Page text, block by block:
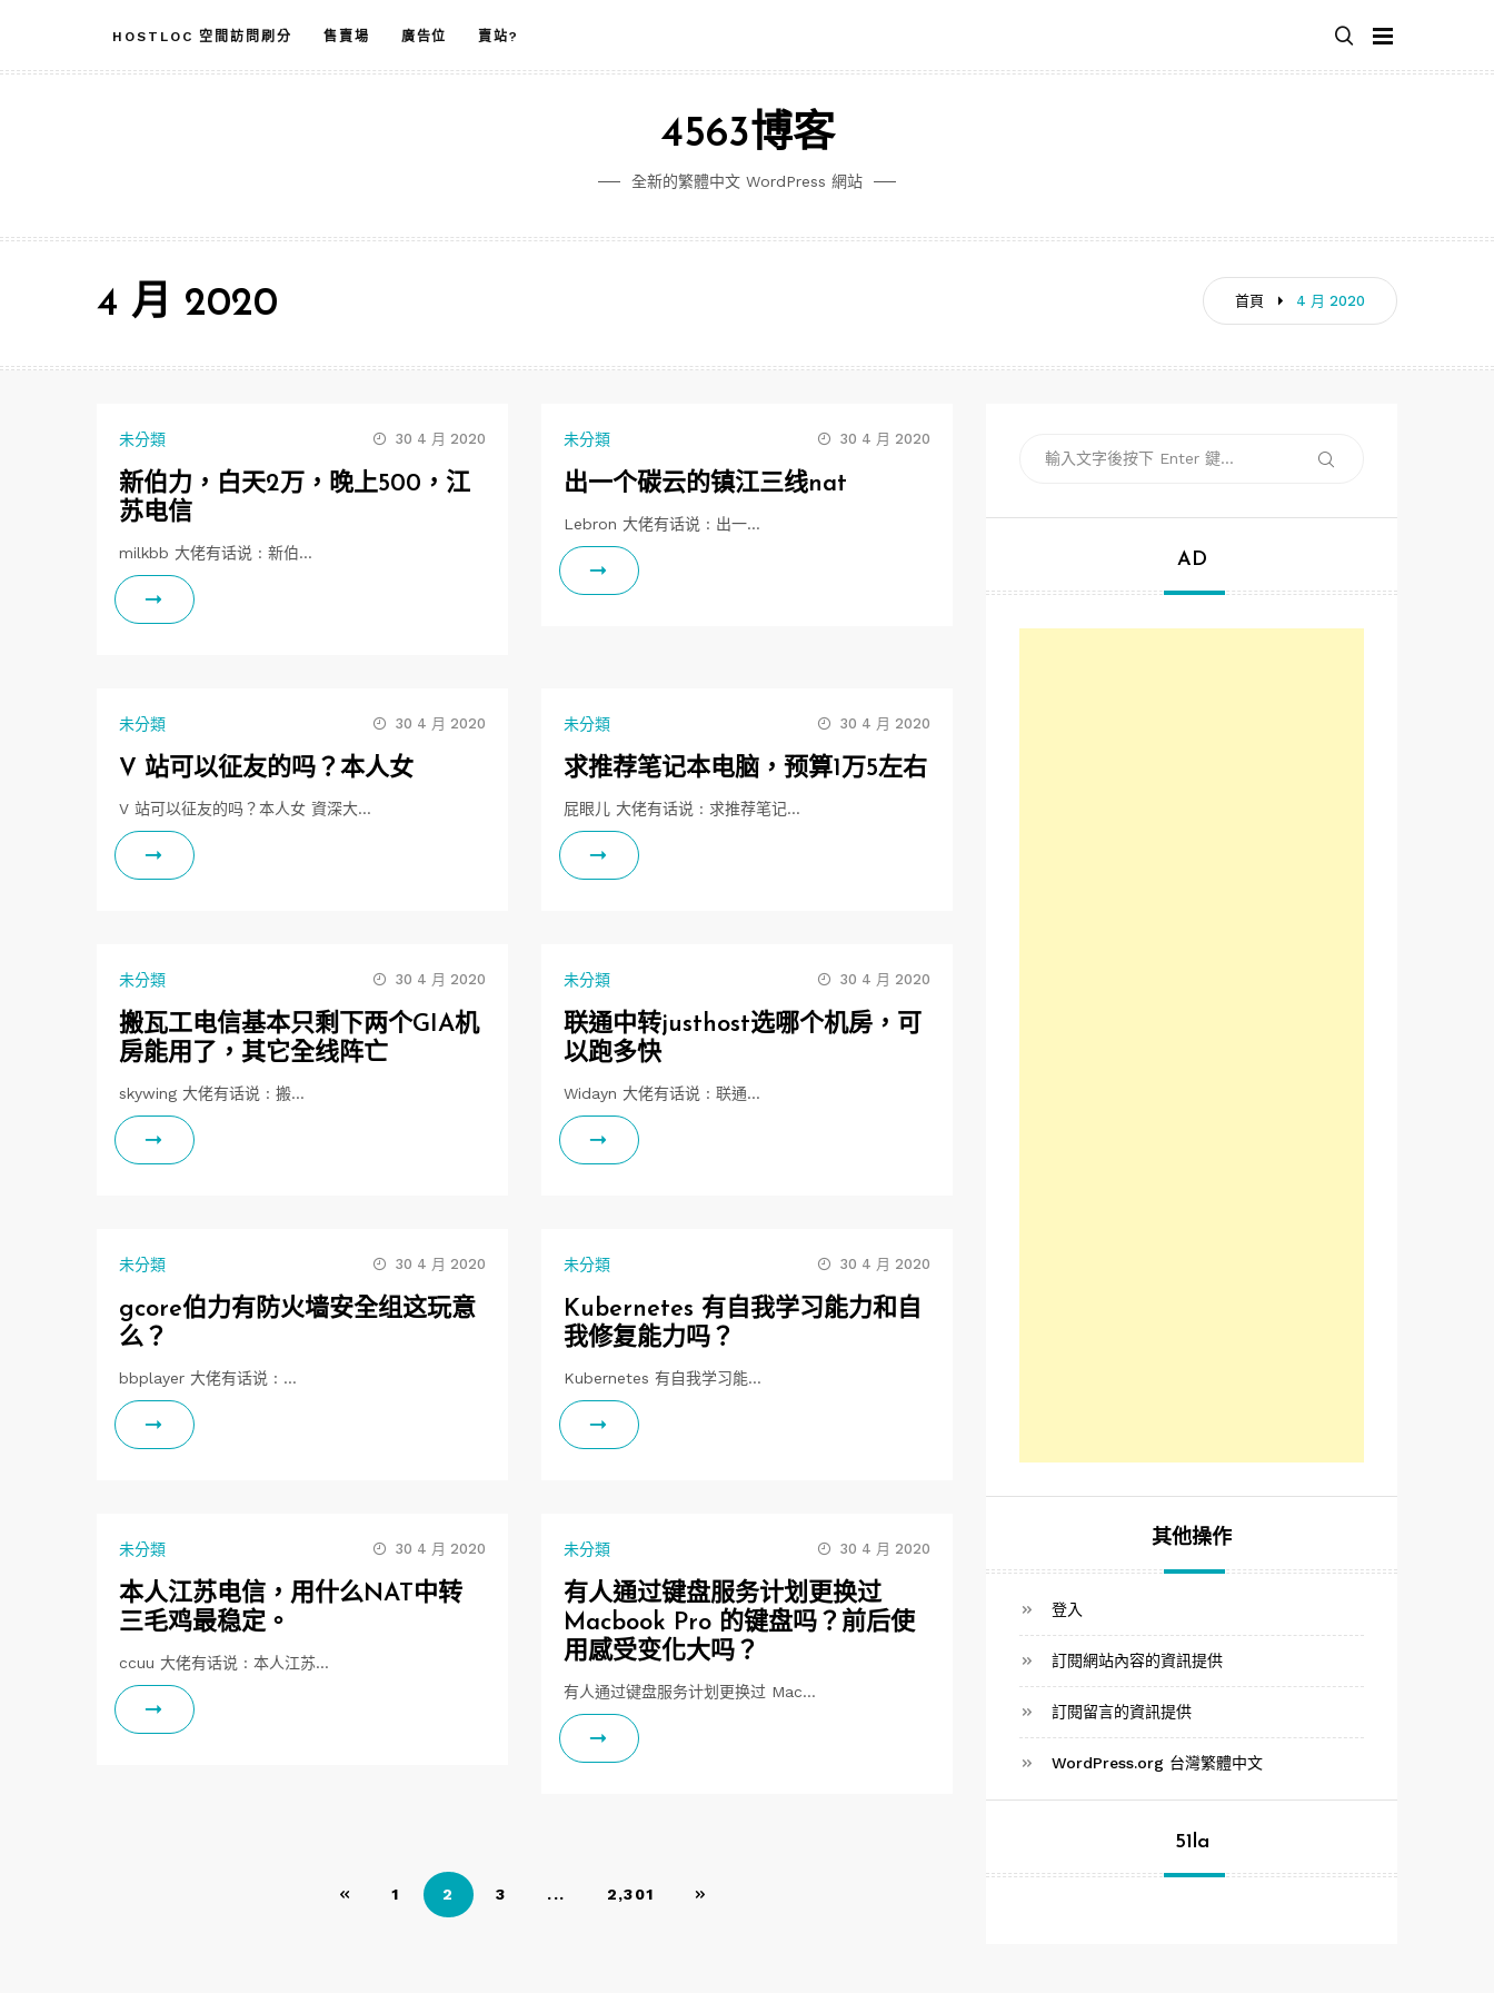
主
HOSTLOC 空間訪問刷分 售賣場 廣告位 賣站?
4563博客
全新的繁體中文 WordPress 網站
首頁 4 月 2020
4 月 2020
未分類 30 4 月 2020
新伯力，白天2万，晚上500，江
苏电信
milkbb 大佬有话说 : 新伯…
未分類 30 4 月 2020
出一个碳云的镇江三线nat
Lebron 大佬有话说 : 出一…
未分類 30 4 月 2020
V 站可以征友的吗？本人女
V 站可以征友的吗？本人女 資深大…
未分類 30 4 月 2020
求推荐笔记本电脑，预算1万5左右
屁眼儿 大佬有话说 : 求推荐笔记…
未分類 30 4 月 2020
搬瓦工电信基本只剩下两个GIA机
房能用了，其它全线阵亡
skywing 大佬有话说 : 搬…
未分類 30 4 月 2020
联通中转justhost选哪个机房，可
以跑多快
Widayn 大佬有话说 : 联通…
未分類 30 4 月 2020
gcore伯力有防火墙安全组这玩意
么？
bbplayer 大佬有话说 : …
未分類 30 4 月 2020
Kubernetes 有自我学习能力和自
我修复能力吗？
Kubernetes 有自我学习能…
未分類 30 4 月 2020
本人江苏电信，用什么NAT中转
三毛鸡最稳定。
ccuu 大佬有话说 : 本人江苏…
未分類 30 4 月 2020
有人通过键盘服务计划更换过
Macbook Pro 的键盘吗？前后使
用感受变化大吗？
有人通过键盘服务计划更换过 Mac…
1 2 3 ... 2,301
搜
AD
其他操作
登入
訂閱網站內容的資訊提供
訂閱留言的資訊提供
WordPress.org 台灣繁體中文
51la